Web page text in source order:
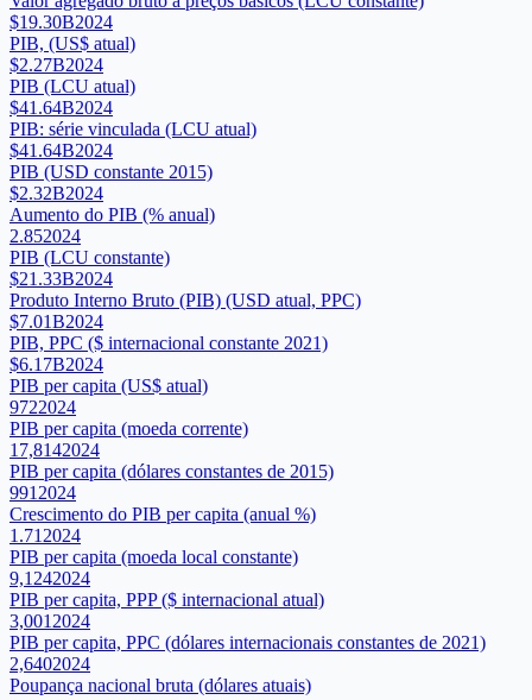
$19.30B2024
PIB, (US$ atual)
$2.27B2024
PIB (LCU atual)
$41.64B2024
PIB: série vinculada (LCU atual)
$41.64B2024
PIB (USD constante 2015)
$2.32B2024
Aumento do PIB (% anual)
2.852024
PIB (LCU constante)
$21.33B2024
Produto Interno Bruto (PIB) (USD atual, PPC)
$7.01B2024
PIB, PPC ($ internacional constante 2021)
$6.17B2024
PIB per capita (US$ atual)
9722024
PIB per capita (moeda corrente)
17,8142024
PIB per capita (dólares constantes de 2015)
991 2024
Crescimento do PIB per capita (anual %)
1.71 2024
PIB per capita (moeda local constante)
9,1242024
PIB per capita, PPP ($ internacional atual)
3,001 2024
PIB per capita, PPC (dólares internacionais constantes de 2021)
2,6402024
Poupança nacional bruta (dólares atuais)